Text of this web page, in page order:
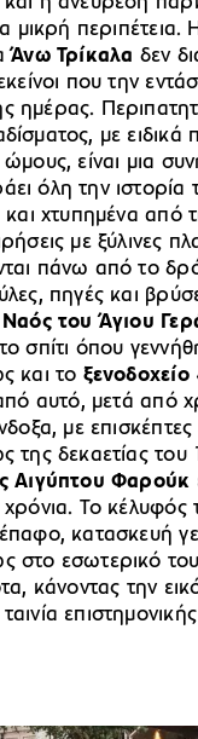
μικρή
Άνω Τρίκαλα δεν
που την
ημέρας.
με ειδικά
είναι μια
όλη την ιστορία
και χτυπημένα
με ξύλινες
πάνω από το
πηγές και
Ναός του Άγιου
σπίτι όπου
και το
αυτό, μετά από
με
της δεκαετίας
Αιγύπτου Φαρούκ
Το κέλυφός
κατασκευή
στο εσωτερικό του
κάνοντας την